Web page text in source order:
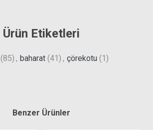
Ürün Etiketleri
(85) , baharat (41) , çörekotu (1)
Benzer Ürünler